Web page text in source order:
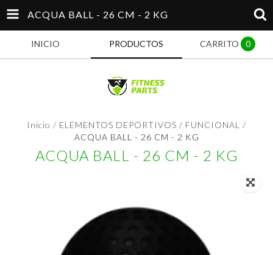
ACQUA BALL - 26 CM - 2 KG
INICIO PRODUCTOS CARRITO 0
Inicio / ELEMENTOS DEPORTIVOS / FUNCIONAL /
ACQUA BALL - 26 CM - 2 KG
ACQUA BALL - 26 CM - 2 KG